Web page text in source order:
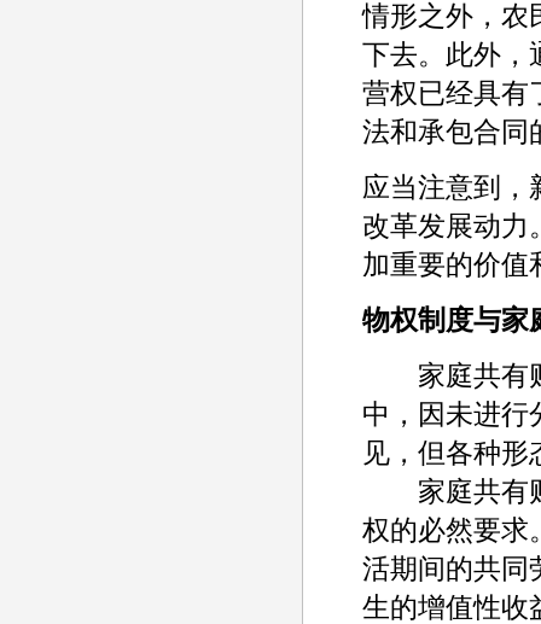
情形之外，农
下去。此外，
营权已经具有
法和承包合同
应当注意到，
改革发展动力
加重要的价值
物权制度与家
家庭共有财
中，因未进行
见，但各种
家庭共有财
权的必然要求
活期间的共同
生的增值性收